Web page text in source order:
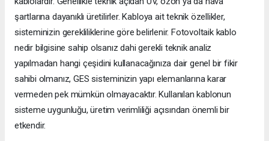
şartlarına dayanıklı üretilirler. Kabloya ait teknik özellikler,
sisteminizin gerekliliklerine göre belirlenir. Fotovoltaik kablo
nedir bilgisine sahip olsanız dahi gerekli teknik analiz
yapılmadan hangi çeşidini kullanacağınıza dair genel bir fikir
sahibi olmanız, GES sisteminizin yapı elemanlarına karar
vermeden pek mümkün olmayacaktır. Kullanılan kablonun
sisteme uygunluğu, üretim verimliliği açısından önemli bir
etkendir.